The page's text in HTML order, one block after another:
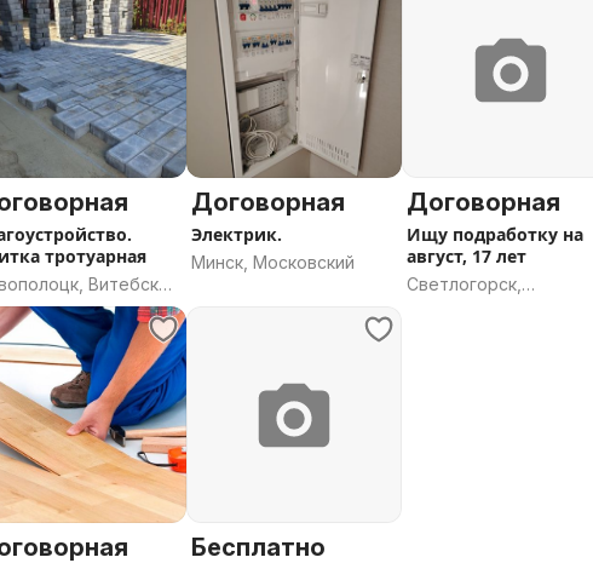
тротуарная
Витебская
Договорная
Электрик.
Минск, Московский
Договорная
Ищу подработку на
август, 17 лет
Светлогорск,
Бесплатно